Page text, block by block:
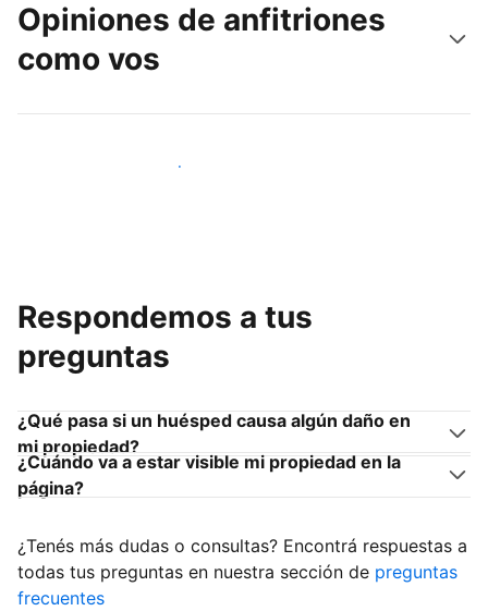
Opiniones de anfitriones
como vos
Unite a otros anfitriones como vos
Respondemos a tus
preguntas
¿Qué pasa si un huésped causa algún daño en
mi propiedad?
¿Cuándo va a estar visible mi propiedad en la
página?
¿Tenés más dudas o consultas? Encontrá respuestas a
todas tus preguntas en nuestra sección de preguntas
frecuentes